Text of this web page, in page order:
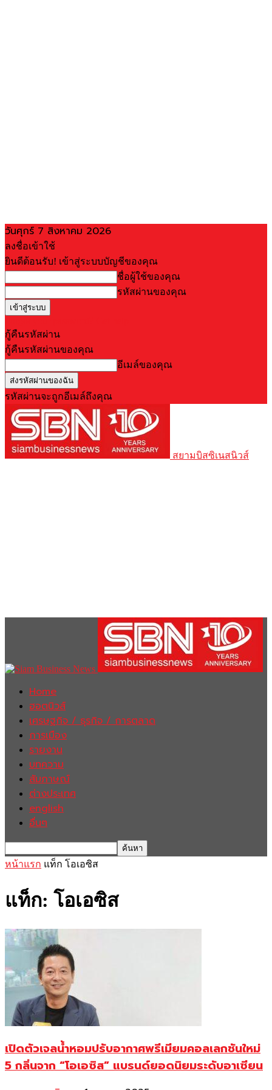
วันศุกร์ 7 สิงหาคม 2026
ลงชื่อเข้าใช้
ยินดีต้อนรับ! เข้าสู่ระบบบัญชีของคุณ
ชื่อผู้ใช้ของคุณ
รหัสผ่านของคุณ
กู้คืนรหัสผ่าน
กู้คืนรหัสผ่านของคุณ
อีเมล์ของคุณ
รหัสผ่านจะถูกอีเมล์ถึงคุณ
สยามบิสซิเนสนิวส์
Home
ฮอตนิวส์
เศรษฐกิจ / ธุรกิจ / การตลาด
การเมือง
รายงาน
บทความ
สัมภาษณ์
ต่างประเทศ
english
อื่นๆ
หน้าแรก แท็ก โอเอซิส
แท็ก: โอเอซิส
เปิดตัวเจลน้ำหอมปรับอากาศพรีเมียมคอลเลกชันใหม่
5 กลิ่นจาก “โอเอซิส” แบรนด์ยอดนิยมระดับอาเซียน